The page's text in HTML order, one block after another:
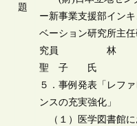
題
ー新事業支援部インキ
ベーション研究所主
究員
聖 子 氏
５．事例発表「レファ
ンスの充実強化」
（１）医学図書館に